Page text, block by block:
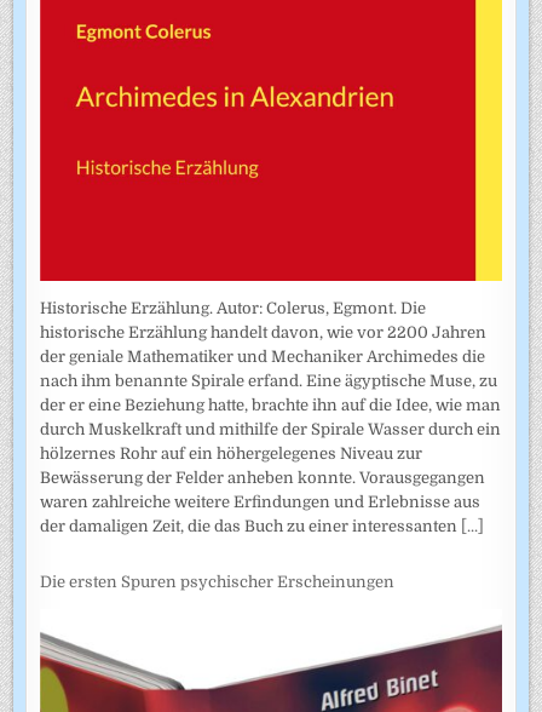
Historische Erzählung. Autor: Colerus, Egmont. Die
historische Erzählung handelt davon, wie vor 2200 Jahren
der geniale Mathematiker und Mechaniker Archimedes die
nach ihm benannte Spirale erfand. Eine ägyptische Muse, zu
der er eine Beziehung hatte, brachte ihn auf die Idee, wie man
durch Muskelkraft und mithilfe der Spirale Wasser durch ein
hölzernes Rohr auf ein höhergelegenes Niveau zur
Bewässerung der Felder anheben konnte. Vorausgegangen
waren zahlreiche weitere Erfindungen und Erlebnisse aus
der damaligen Zeit, die das Buch zu einer interessanten [...]
Die ersten Spuren psychischer Erscheinungen